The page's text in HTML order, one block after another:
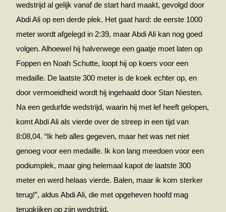
wedstrijd al gelijk vanaf de start hard maakt, gevolgd door
Abdi Ali op een derde plek. Het gaat hard: de eerste 1000
meter wordt afgelegd in 2:39, maar Abdi Ali kan nog goed
volgen. Alhoewel hij halverwege een gaatje moet laten op
Foppen en Noah Schutte, loopt hij op koers voor een
medaille. De laatste 300 meter is de koek echter op, en
door vermoeidheid wordt hij ingehaald door Stan Niesten.
Na een gedurfde wedstrijd, waarin hij met lef heeft gelopen,
komt Abdi Ali als vierde over de streep in een tijd van
8:08,04. “Ik heb alles gegeven, maar het was net niet
genoeg voor een medaille. Ik kon lang meedoen voor een
podiumplek, maar ging helemaal kapot de laatste 300
meter en werd helaas vierde. Balen, maar ik kom sterker
terug!”, aldus Abdi Ali, die met opgeheven hoofd mag
terugkijken op zijn wedstrijd.